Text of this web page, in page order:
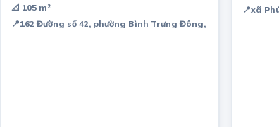
📐 105 m²
📍162 Đường số 42, phường Bình Trưng Đông, District 2, Ho
📍xã